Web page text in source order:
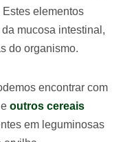
elementos
mucosa intestinal,
do organismo.
encontrar com
outros cereais
em leguminosas